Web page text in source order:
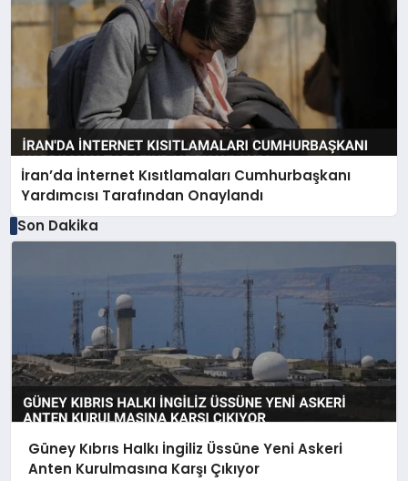
İran’da İnternet Kısıtlamaları Cumhurbaşkanı
Yardımcısı Tarafından Onaylandı
Son Dakika
Güney Kıbrıs Halkı İngiliz Üssüne Yeni Askeri
Anten Kurulmasına Karşı Çıkıyor